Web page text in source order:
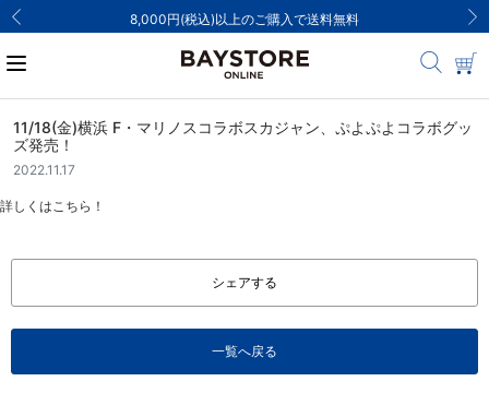
ご注文集中による発送についてのお知らせ
11/18(金)横浜 F・マリノスコラボスカジャン、ぷよぷよコラボグッ
ズ発売！
2022.11.17
詳しくはこちら！
シェアする
一覧へ戻る